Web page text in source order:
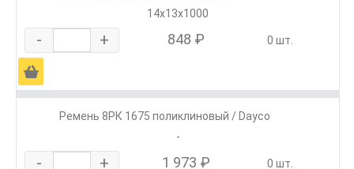
14х13х1000
- + 848 ₽ 0 шт.
Ä
Ремень 8РК 1675 поликлиновый / Dayco
-
- + 1 973 ₽ 0 шт.